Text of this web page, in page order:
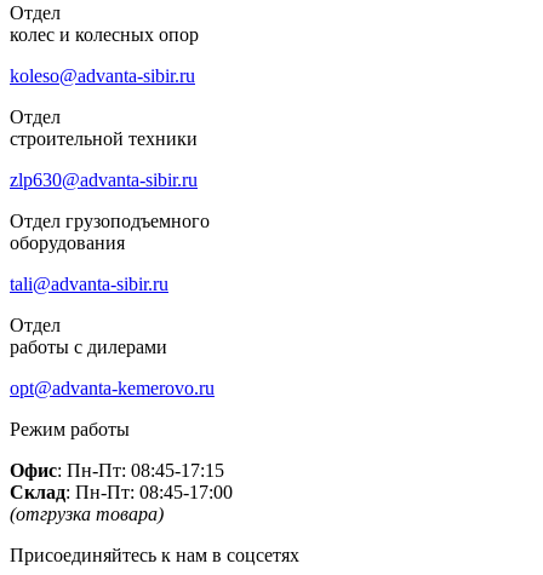
Отдел
колес и колесных опор
koleso@advanta-sibir.ru
Отдел
строительной техники
zlp630@advanta-sibir.ru
Отдел грузоподъемного
оборудования
tali@advanta-sibir.ru
Отдел
работы с дилерами
opt@advanta-kemerovo.ru
Режим работы
Офис: Пн-Пт: 08:45-17:15
Склад: Пн-Пт: 08:45-17:00
(отгрузка товара)
Присоединяйтесь к нам в соцсетях